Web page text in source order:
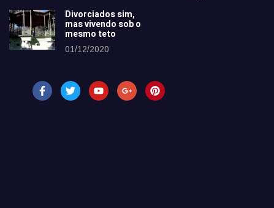
Divorciados sim,
mas vivendo sob o
mesmo teto
01/12/2020